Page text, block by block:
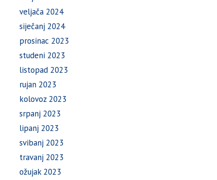
veljača 2024
siječanj 2024
prosinac 2023
studeni 2023
listopad 2023
rujan 2023
kolovoz 2023
srpanj 2023
lipanj 2023
svibanj 2023
travanj 2023
ožujak 2023